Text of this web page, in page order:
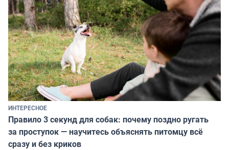
ИНТЕРЕСНОЕ
Правило 3 секунд для собак: почему поздно ругать
за проступок — научитесь объяснять питомцу всё
сразу и без криков